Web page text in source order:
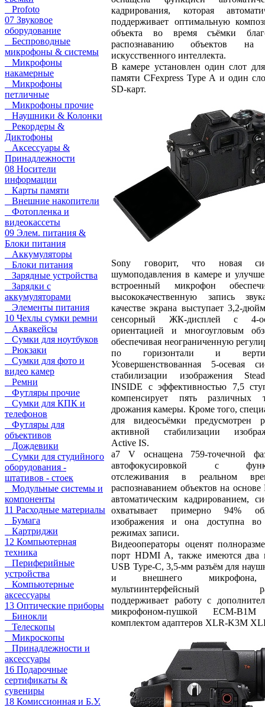
Profoto
07 Звуковое
оборудование
Беспроводные
микрофоны & системы
Микрофоны
накамерные
Микрофоны
петличные
Микрофоны прочие
Наушники & Колонки
Рекордеры &
Диктофоны
Аксессуары &
Принадлежности
08 Носители
информации
Карты памяти
Внешние накопители
Фотопленка и
видеокассеты
09 Элем. питания &
Блоки питания
Аккумуляторы
Блоки питания
Зарядные устройства
Зарядки с
аккумуляторами
Элементы питания
10 Чехлы сумки ремни
Аквакейсы
Сумки для ноутбуков
Рюкзаки
Сумки для фото и
видео камер
Ремни
Футляры прочие
Сумки для КПК и
телефонов
Футляры для
объективов
Дождевики
Сумки для студийного
оборудования -
штативов - стоек
Модульные системы и
компоненты
11 Расходные материалы
Бумага
Картриджи
12 Компьютерная
техника
Периферийные
устройства
Компьютерные
аксессуары
13 Оптические приборы
Бинокли
Телескопы
Микроскопы
Принадлежности и
аксессуары
16 Подарочные
сертификаты &
сувениры
18 Комиссионная и Б.У.
кадрирования, которая
поддерживает оптимальную
объекта во время съёмки
распознаванию объектов на
искусственного интеллекта.
В камере установлен один слот
памяти CFexpress Type A и один
SD-карт.
Sony говорит, что новая
шумоподавления в камере и
встроенный микрофон
высококачественную запись
качестве экрана выступает 3,2-
сенсорный ЖК-дисплей с 4-
ориентацией и многоугловым
обеспечивая неограниченную
по горизонтали и
Усовершенствованная 5-осевая
стабилизации изображения
INSIDE с эффективностью 7,5
компенсирует пять различных
дрожания камеры. Кроме того,
для видеосъёмки предусмотрен
активной стабилизации
Active IS.
a7 V оснащена 759-точечной
автофокусировкой с
отслеживания в реальном
распознаванием объектов на
автоматическим кадрированием,
охватывает примерно 94%
изображения и она доступна во
режимах записи.
Видеооператоры оценят
порт HDMI A, также имеются два
USB Type-C, 3,5-мм разъём для
и внешнего
мультиинтерфейсный
поддерживает работу с
микрофоном-пушкой ECM-
комплектом адаптеров XLR-K3M